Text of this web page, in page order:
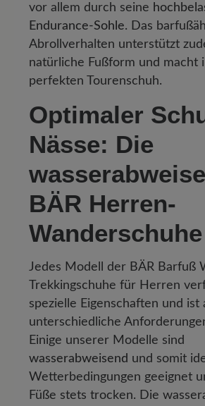
vor allem durch seine
Endurance-Sohle. Das
Abrollverhalten unterstützt
natürliche Fußform und macht
perfekten Tourenschuh.
Optimaler
Nässe: Die
BÄR Herren-
Wanderschuhe
Jedes Modell der BÄR Barfuß
Trekkingschuhe für Herren
spezielle Eigenschaften und ist
unterschiedliche
Einige unserer Modelle sind
wasserabweisend und somit
Wetterbedingungen geeignet
Füße stets trocken. Die